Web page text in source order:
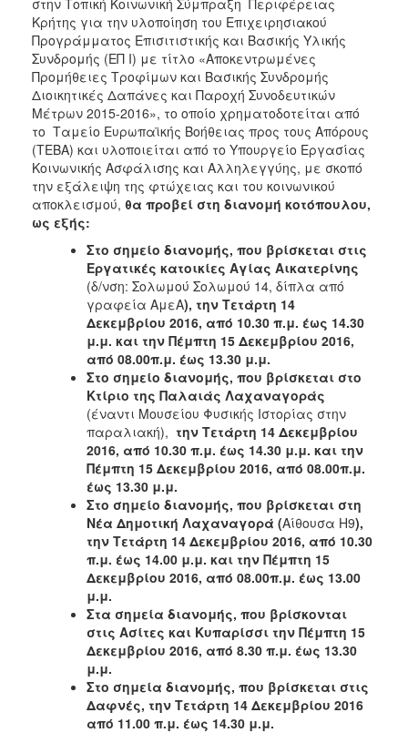
Ηλικιωμένων
(Κ.Η.Φ.Η.)
Κ.Δ.Α.Π.Α.μεΑ.
Αδειοδότηση
&
Έλεγχος
Βρεφονηπιακών
Σταθμών
Δημοτικό
Ιατρείο
Ξενώνας
Φιλοξενίας
Γυναικών
Κέντρο
Κοινότητας
Κοινωνικό
Φαρμακείο
Κοινωνικό
Παντοπωλείο
Ισότητα
Φύλων
Υγεία
Αυτόματοι
Απινιδωτές
Κρήτης για την υλοποίηση του Επιχειρησιακού
Προγράμματος Επισιτιστικής και Βασικής Υλικής
Συνδρομής (ΕΠ Ι) με τίτλο «Αποκεντρωμένες
Προμήθειες Τροφίμων και Βασικής Συνδρομής
Διοικητικές Δαπάνες και Παροχή Συνοδευτικών
Μέτρων 2015-2016», το οποίο χρηματοδοτείται από
το Ταμείο Ευρωπαϊκής Βοήθειας προς τους Απόρους
(ΤΕΒΑ) και υλοποιείται από το Υπουργείο Εργασίας
Κοινωνικής Ασφάλισης και Αλληλεγγύης, με σκοπό
την εξάλειψη της φτώχειας και του κοινωνικού
αποκλεισμού, θα προβεί στη διανομή κοτόπουλου,
ως εξής:
Στο σημείο διανομής, που βρίσκεται στις
Εργατικές κατοικίες Αγίας Αικατερίνης
(δ/νση: Σολωμού Σολωμού 14, δίπλα από
γραφεία ΑμεΑ), την Τετάρτη 14
Δεκεμβρίου 2016, από 10.30 π.μ. έως 14.30
μ.μ. και την Πέμπτη 15 Δεκεμβρίου 2016,
από 08.00π.μ. έως 13.30 μ.μ.
Στο σημείο διανομής, που βρίσκεται στο
Κτίριο της Παλαιάς Λαχαναγοράς
(έναντι Μουσείου Φυσικής Ιστορίας στην
παραλιακή), την Τετάρτη 14 Δεκεμβρίου
2016, από 10.30 π.μ. έως 14.30 μ.μ. και την
Πέμπτη 15 Δεκεμβρίου 2016, από 08.00π.μ.
έως 13.30 μ.μ.
Στο σημείο διανομής, που βρίσκεται στη
Νέα Δημοτική Λαχαναγορά (Αίθουσα Η9),
την Τετάρτη 14 Δεκεμβρίου 2016, από 10.30
π.μ. έως 14.00 μ.μ. και την Πέμπτη 15
Δεκεμβρίου 2016, από 08.00π.μ. έως 13.00
μ.μ.
Στα σημεία διανομής, που βρίσκονται
στις Ασίτες και Κυπαρίσσι την Πέμπτη 15
Δεκεμβρίου 2016, από 8.30 π.μ. έως 13.30
μ.μ.
Στο σημεία διανομής, που βρίσκεται στις
Δαφνές, την Τετάρτη 14 Δεκεμβρίου 2016
από 11.00 π.μ. έως 14.30 μ.μ.